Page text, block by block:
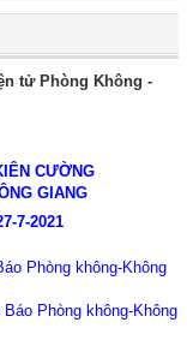
tử Phòng Không -
CƯỜNG
GIANG
7-2021
Phòng không-Không
Phòng không-Không